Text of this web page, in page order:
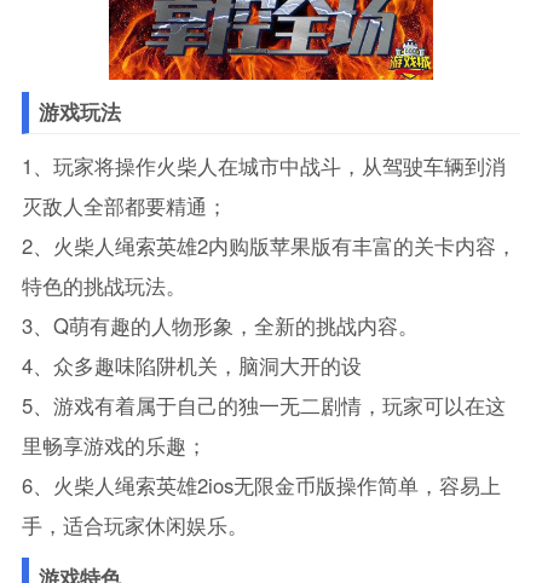
游戏玩法
1、玩家将操作火柴人在城市中战斗，从驾驶车辆到消
灭敌人全部都要精通；
2、火柴人绳索英雄2内购版苹果版有丰富的关卡内容，
特色的挑战玩法。
3、Q萌有趣的人物形象，全新的挑战内容。
4、众多趣味陷阱机关，脑洞大开的设
5、游戏有着属于自己的独一无二剧情，玩家可以在这
里畅享游戏的乐趣；
6、火柴人绳索英雄2ios无限金币版操作简单，容易上
手，适合玩家休闲娱乐。